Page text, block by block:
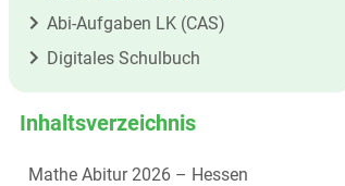
Abi-Aufgaben LK (CAS)
Digitales Schulbuch
Inhaltsverzeichnis
Mathe Abitur 2026 – Hessen